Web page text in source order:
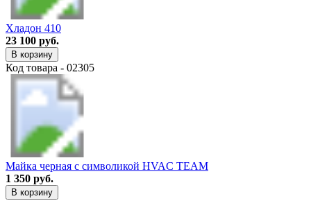
Хладон 410
23 100 руб.
В корзину
Код товара - 02305
Майка черная с символикой HVAC TEAM
1 350 руб.
В корзину